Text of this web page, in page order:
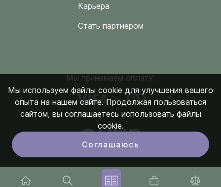
Карьера
Стать партнером
Мы принимаем оплату:
Мы используем файлы cookie для улучшения вашего
опыта на нашем сайте. Продолжая пользоваться
сайтом, вы соглашаетесь использовать файлы
cookie.
Соглашаюсь